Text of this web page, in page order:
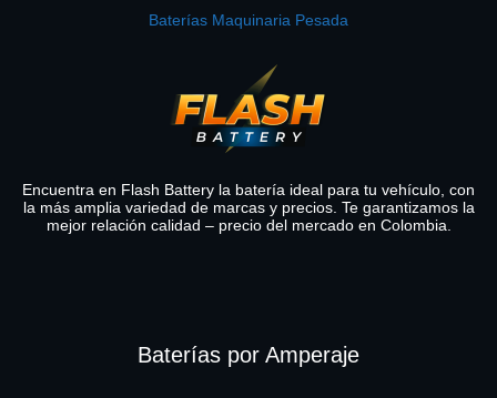
Baterías Maquinaria Pesada
Encuentra en Flash Battery la batería ideal para tu vehículo, con
la más amplia variedad de marcas y precios. Te garantizamos la
mejor relación calidad – precio del mercado en Colombia.
Baterías por Amperaje